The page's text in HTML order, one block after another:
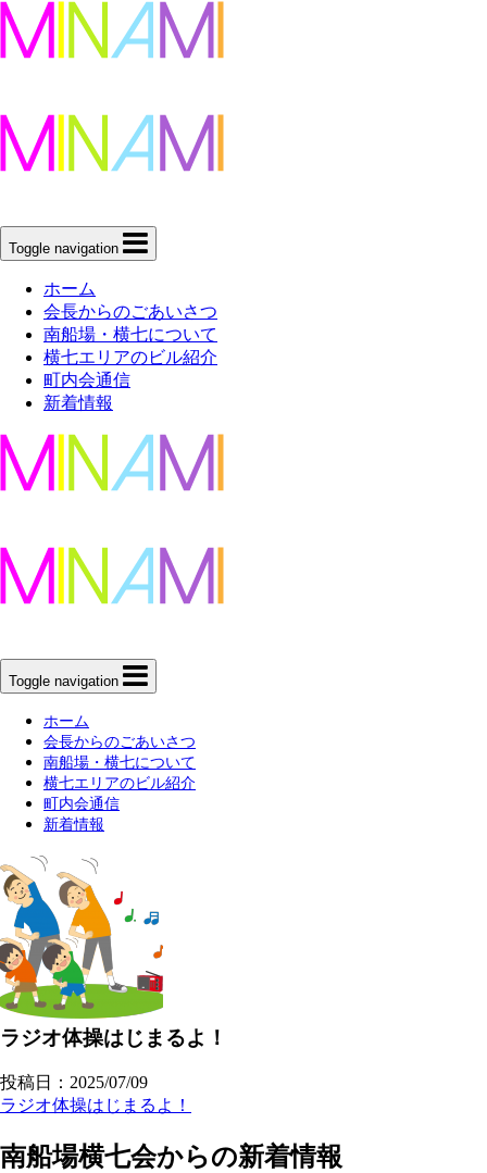
Toggle navigation
ホーム
会長からのごあいさつ
南船場・横七について
横七エリアのビル紹介
町内会通信
新着情報
Toggle navigation
ホーム
会長からのごあいさつ
南船場・横七について
横七エリアのビル紹介
町内会通信
新着情報
ラジオ体操はじまるよ！
投稿日：2025/07/09
ラジオ体操はじまるよ！
南船場横七会からの新着情報